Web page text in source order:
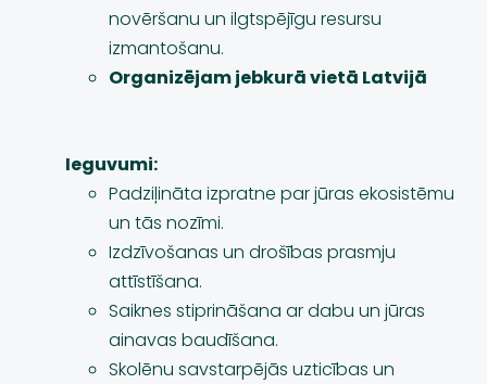
novēršanu un ilgtspējīgu resursu
izmantošanu.
Organizējam jebkurā vietā Latvijā
Ieguvumi:
Padziļināta izpratne par jūras ekosistēmu
un tās nozīmi.
Izdzīvošanas un drošības prasmju
attīstīšana.
Saiknes stiprināšana ar dabu un jūras
ainavas baudīšana.
Skolēnu savstarpējās uzticības un